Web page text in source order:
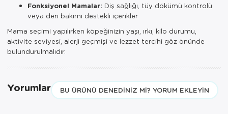
Fonksiyonel Mamalar: Diş sağlığı, tüy dökümü kontrolü
veya deri bakımı destekli içerikler
Mama seçimi yapılırken köpeğinizin yaşı, ırkı, kilo durumu,
aktivite seviyesi, alerji geçmişi ve lezzet tercihi göz önünde
bulundurulmalıdır.
Yorumlar BU ÜRÜNÜ DENEDINIZ MI? YORUM EKLEYIN